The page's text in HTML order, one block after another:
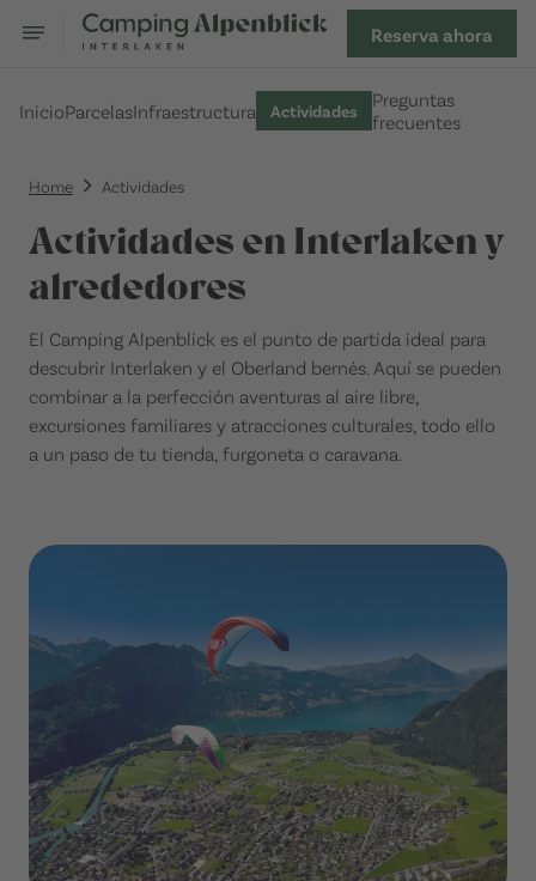
Reserva ahora
InicioParcelasInfraestructura Actividades
Preguntas
frecuentes
Home Actividades
Actividades en Interlaken y
alrededores
El Camping Alpenblick es el punto de partida ideal para
descubrir Interlaken y el Oberland bernés. Aquí se pueden
combinar a la perfección aventuras al aire libre,
excursiones familiares y atracciones culturales, todo ello
a un paso de tu tienda, furgoneta o caravana.